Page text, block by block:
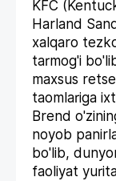
KFC
Harland
xalqaro
tarmog'i
maxsus
taomlariga
Brend
noyob
bo'lib,
faoliyat